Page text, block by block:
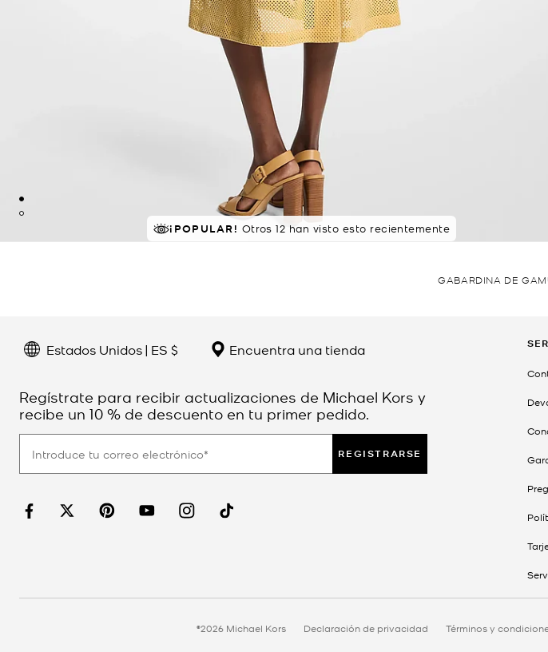
¡POPULAR! Otros 12 han visto esto recientemente
GABARDINA DE
Estados Unidos | ES $ Encuentra una tienda
Regístrate para recibir actualizaciones de Michael Kors y
recibe un 10 % de descuento en tu primer pedido.
REGISTRARSE
©2026 Michael Kors Declaración de privacidad Términos y